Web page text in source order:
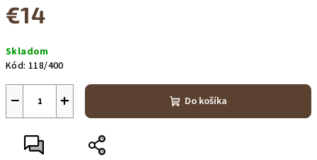
€14
cena:
Skladom
Kód: 118/400
+
− Do košíka